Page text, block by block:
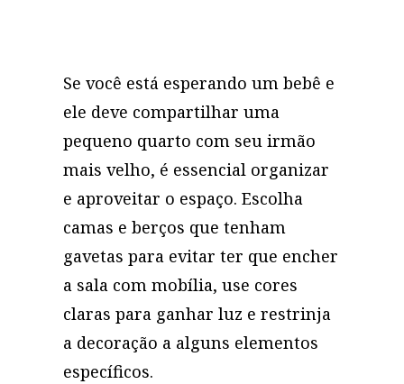
Se você está esperando um bebê e
ele deve compartilhar uma
pequeno quarto com seu irmão
mais velho, é essencial organizar
e aproveitar o espaço. Escolha
camas e berços que tenham
gavetas para evitar ter que encher
a sala com mobília, use cores
claras para ganhar luz e restrinja
a decoração a alguns elementos
específicos.